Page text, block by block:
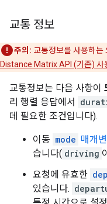
교통 정보
주의: 교통정보를 사용하는
Distance Matrix API (기존) 사
교통정보는 다음 사항이
리 행렬 응답에서
데 필요한 조건입니다).
이동 mode 매개
습니다( driving
요청에 유효한
있습니다.